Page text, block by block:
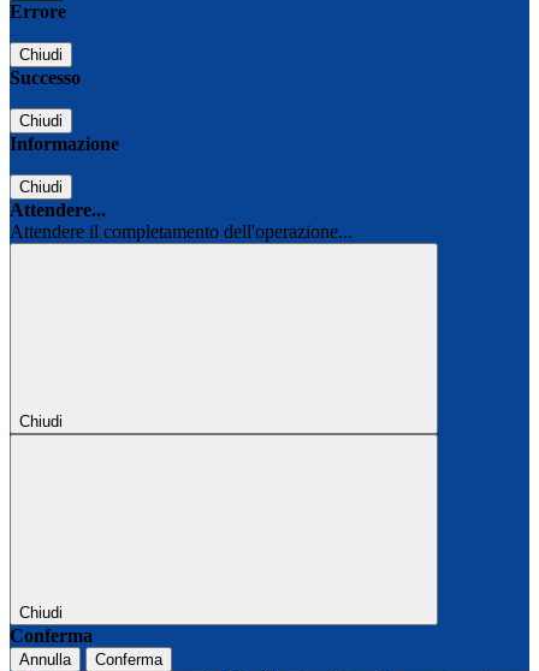
Errore
Chiudi
Successo
Chiudi
Informazione
Chiudi
Attendere...
Attendere il completamento dell'operazione...
Chiudi
Chiudi
Conferma
Annulla
Conferma